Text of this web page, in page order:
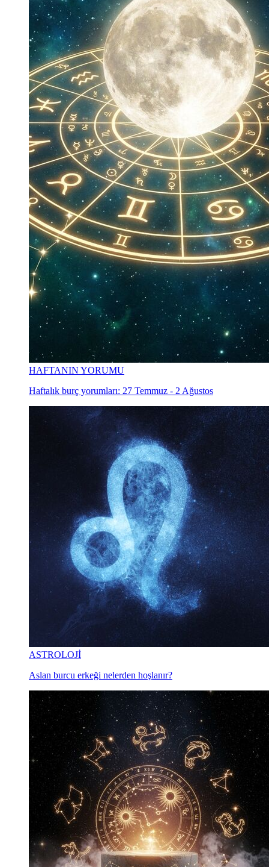
HAFTANIN YORUMU
Haftalık burç yorumları: 27 Temmuz - 2 Ağustos
ASTROLOJİ
Aslan burcu erkeği nelerden hoşlanır?